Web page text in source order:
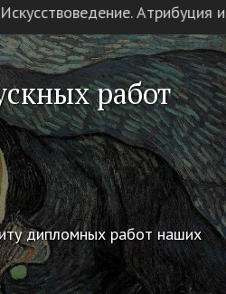
Атрибуция и
работ
дипломных работ наших